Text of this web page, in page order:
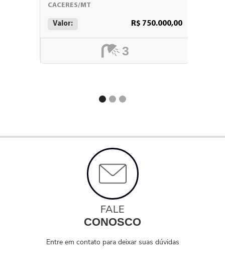
CACERES/MT
Valor: R$ 750.000,00
3
FALE
CONOSCO
Entre em contato para deixar suas dúvidas